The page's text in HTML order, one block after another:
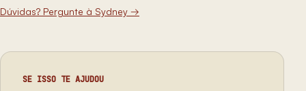
Dúvidas? Pergunte à Sydney →
SE ISSO TE AJUDOU